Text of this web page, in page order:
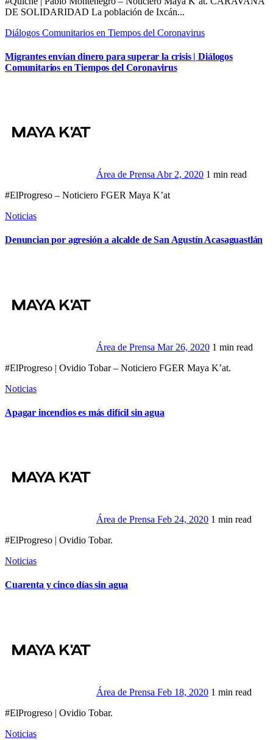
DE SOLIDARIDAD La población de Ixcán...
Diálogos Comunitarios en Tiempos del Coronavirus
Migrantes envían dinero para superar la crisis | Diálogos
Comunitarios en Tiempos del Coronavirus
Área de Prensa Abr 2, 2020 1 min read
#ElProgreso – Noticiero FGER Maya K’at
Noticias
Denuncian por agresión a alcalde de San Agustín Acasaguastlán
Área de Prensa Mar 26, 2020 1 min read
#ElProgreso | Ovidio Tobar – Noticiero FGER Maya K’at.
Noticias
Apagar incendios es más difícil sin agua
Área de Prensa Feb 24, 2020 1 min read
#ElProgreso | Ovidio Tobar.
Noticias
Cuarenta y cinco días sin agua
Área de Prensa Feb 18, 2020 1 min read
#ElProgreso | Ovidio Tobar.
Noticias